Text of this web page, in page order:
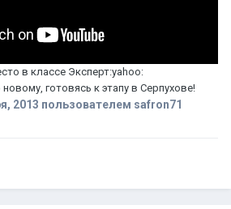
в классе Эксперт:yahoo:
готовясь к этапу в Серпухове!
2013 пользователем safron71